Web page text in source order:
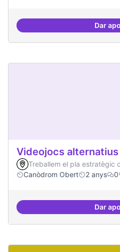
Dar
Videojocs alternatius
Treballem el pla estratègic
Canòdrom Obert
2 anys 0
Dar